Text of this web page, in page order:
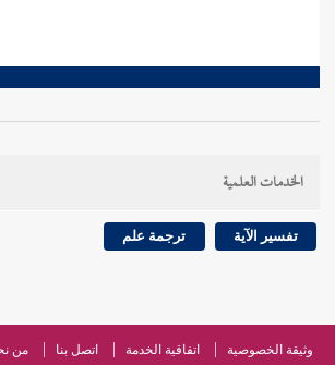
الخدمات العلمية
تفسير الآية ترجمة علم
وثيقة الخصوصية اتفاقية الخدمة اتصل بنا من